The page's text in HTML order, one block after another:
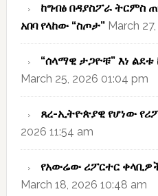
ከግብፅ በዳያስፖራ ትርምስ
አበባ የላከው “ስጦታ” March
“ሰላማዊ ታጋዮቹ” እነ
March 25, 2026 01:04 pm
ጸረ-ኢትዮጵያዊ የሆነው
2026 11:54 am
የአውሬው ሪፖርተር
March 18, 2026 10:48 am